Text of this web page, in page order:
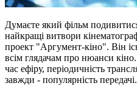
Думаєте який фільм
найкращі витвори
проект "Аргумент-кіно". Він
всім глядачам про нюанси
час ефіру, періодичність
завжди - популярність передачі.